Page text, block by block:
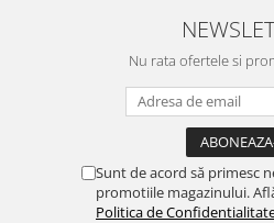
Nu rata ofertele si
Sunt de acord să primesc
promotiile magazinului.
Politica de